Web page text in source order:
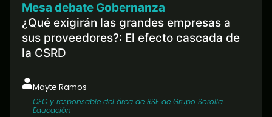
Mesa debate Gobernanza
¿Qué exigirán las grandes empresas a
sus proveedores?: El efecto cascada de
la CSRD
Mayte Ramos
CEO y responsable del área de RSE de Grupo Sorolla
Educación